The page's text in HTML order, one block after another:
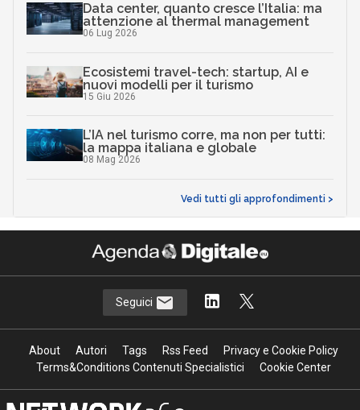
Data center, quanto cresce l’Italia: ma
attenzione al thermal management
06 Lug 2026
Ecosistemi travel-tech: startup, AI e
nuovi modelli per il turismo
15 Giu 2026
L’IA nel turismo corre, ma non per tutti:
la mappa italiana e globale
08 Mag 2026
Vedi tutti gli approfondimenti >
Seguici
About Autori Tags Rss Feed
Privacy e Cookie Policy
Terms&Conditions Contenuti Specialistici
Cookie Center